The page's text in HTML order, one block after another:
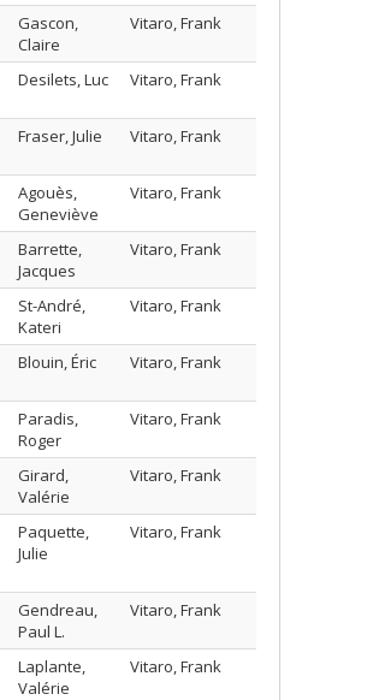
Gascon,
Claire
Vitaro, Frank
Desilets, Luc Vitaro, Frank
Fraser, Julie Vitaro, Frank
Agouès,
Geneviève
Vitaro, Frank
Barrette,
Jacques
Vitaro, Frank
St-André,
Kateri
Vitaro, Frank
Blouin, Éric Vitaro, Frank
Paradis,
Roger
Vitaro, Frank
Girard,
Valérie
Vitaro, Frank
Paquette,
Julie
Vitaro, Frank
Gendreau,
Paul L.
Vitaro, Frank
Laplante,
Valérie
Vitaro, Frank